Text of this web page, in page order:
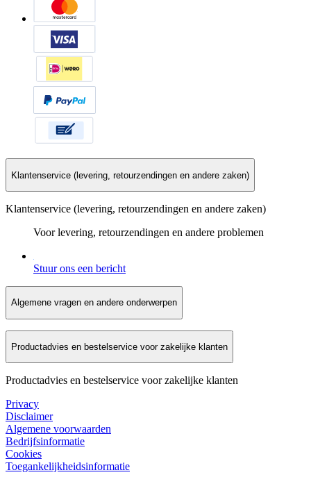
Klantenservice (levering, retourzendingen en andere zaken)
Klantenservice (levering, retourzendingen en andere zaken)
Voor levering, retourzendingen en andere problemen
Stuur ons een bericht
Algemene vragen en andere onderwerpen
Productadvies en bestelservice voor zakelijke klanten
Productadvies en bestelservice voor zakelijke klanten
Privacy
Disclaimer
Algemene voorwaarden
Bedrijfsinformatie
Cookies
Toegankelijkheidsinformatie